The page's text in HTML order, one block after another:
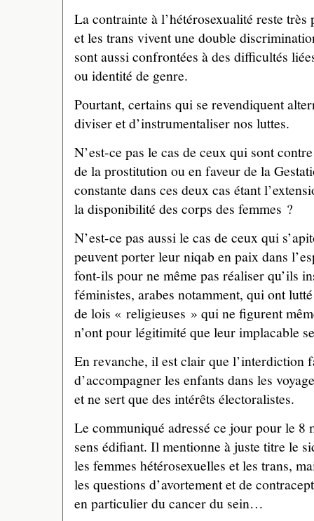
La contrainte à l’hétérosexualité reste très
et les trans vivent une double
sont aussi confrontées à des difficultés
ou identité de genre.
Pourtant, certains qui se revendiquent
diviser et d’instrumentaliser nos luttes.
N’est-ce pas le cas de ceux qui sont
de la prostitution ou en faveur de la
constante dans ces deux cas étant
la disponibilité des corps des femmes ?
N’est-ce pas aussi le cas de ceux qui
peuvent porter leur niqab en paix dans
font-ils pour ne même pas réaliser qu’ils
féministes, arabes notamment, qui ont
de lois « religieuses » qui ne figurent
n’ont pour légitimité que leur implacable
En revanche, il est clair que l’interdiction
d’accompagner les enfants dans les
et ne sert que des intérêts électoralistes.
Le communiqué adressé ce jour pour le 8
sens édifiant. Il mentionne à juste titre le
les femmes hétérosexuelles et les trans,
les questions d’avortement et de
en particulier du cancer du sein…